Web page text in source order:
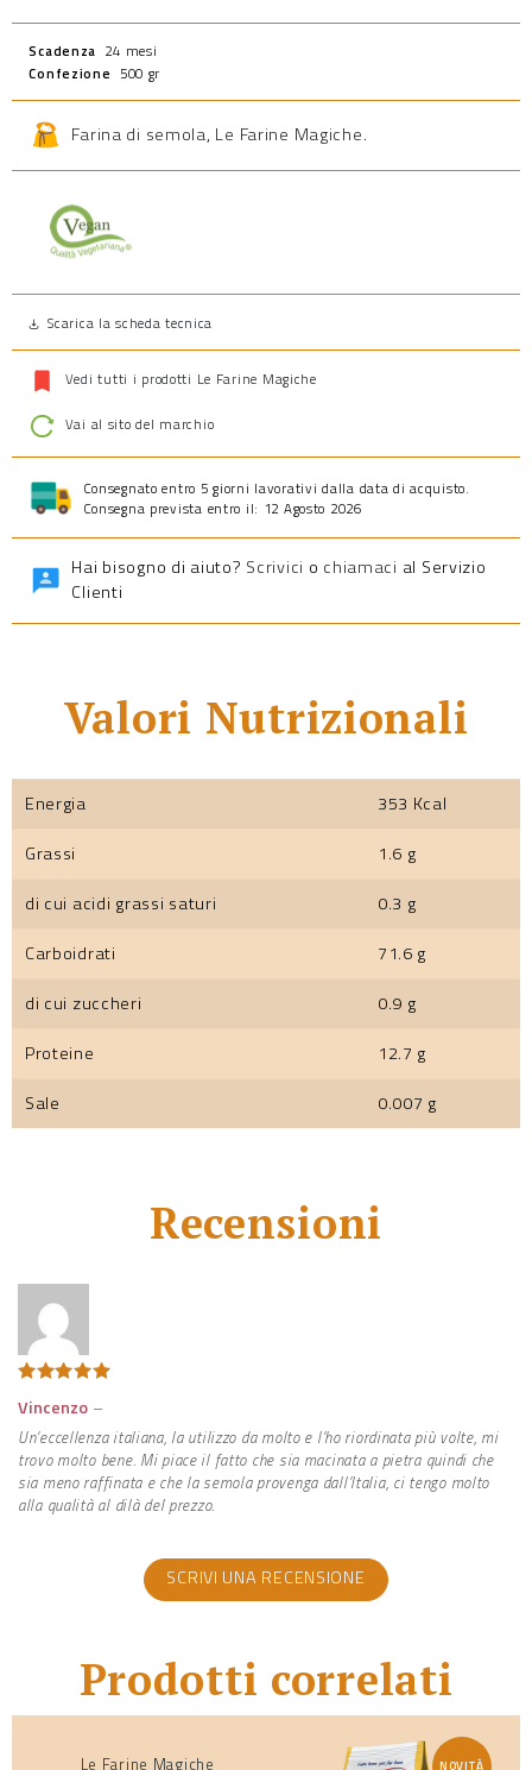
Scadenza 24 mesi
Confezione 500 gr
Farina di semola, Le Farine Magiche.
Prodotto vegano
Scarica la scheda tecnica
Vedi tutti i prodotti Le Farine Magiche
Vai al sito del marchio
Consegnato entro 5 giorni lavorativi dalla data di acquisto.
Consegna prevista entro il: 12 Agosto 2026
Hai bisogno di aiuto? Scrivici o chiamaci al Servizio
Clienti
Valori Nutrizionali
Energia
353 Kcal
Grassi
1.6 g
di cui acidi grassi saturi
0.3 g
Carboidrati
71.6 g
di cui zuccheri
0.9 g
Proteine
12.7 g
Sale
0.007 g
Recensioni
su 5
Vincenzo –
Un’eccellenza italiana, la utilizzo da molto e l’ho riordinata più volte, mi
trovo molto bene. Mi piace il fatto che sia macinata a pietra quindi che
sia meno raffinata e che la semola provenga dall’Italia, ci tengo molto
alla qualità al dilà del prezzo.
SCRIVI UNA RECENSIONE
Prodotti correlati
Le Farine Magiche
NOVITÀ